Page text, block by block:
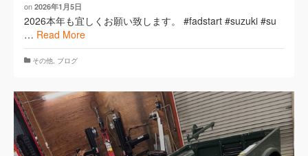
on 2026年1月5日
2026本年も宜しくお願い致します。 #fadstart #suzuki #su
… Read More
その他, ブログ